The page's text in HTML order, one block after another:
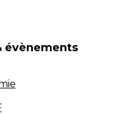
évènements